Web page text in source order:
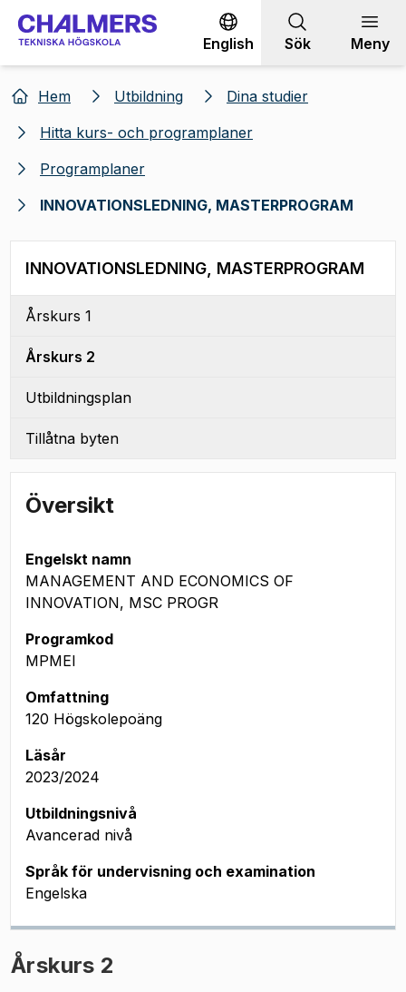
Gå till innehållet
English Sök Meny
Hem Utbildning
Dina studier
Hitta kurs- och programplaner
Programplaner
INNOVATIONSLEDNING, MASTERPROGRAM
INNOVATIONSLEDNING, MASTERPROGRAM
Årskurs 1
Årskurs 2
Utbildningsplan
Tillåtna byten
Översikt
Engelskt namn
MANAGEMENT AND ECONOMICS OF
INNOVATION, MSC PROGR
Programkod
MPMEI
Omfattning
120 Högskolepoäng
Läsår
2023/2024
Utbildningsnivå
Avancerad nivå
Språk för undervisning och examination
Engelska
Årskurs 2